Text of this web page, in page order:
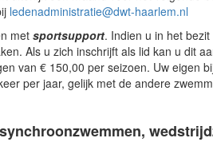
ledenadministratie@dwt-haarlem.nl
met sportsupport. Indien u in het
Als u zich inschrijft als lid kan u dit
van € 150,00 per seizoen. Uw eigen
per jaar, gelijk met de andere